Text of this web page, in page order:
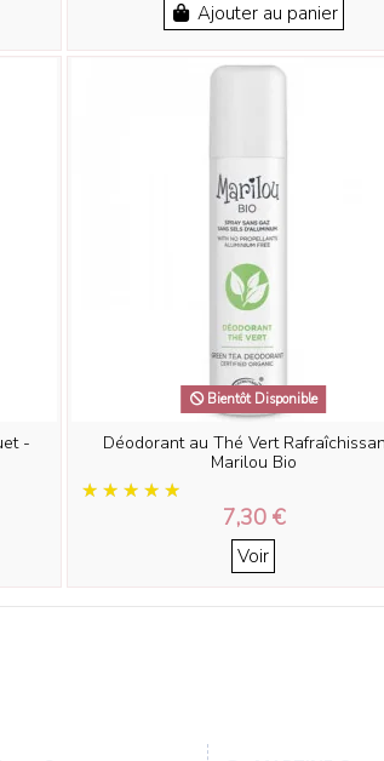
Ajouter au panier
-
Bientôt Disponible
Déodorant au Thé Vert
Marilou Bio
7,30 €
Voir